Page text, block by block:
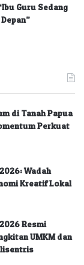
Guru Sedang
di Tanah Papua
Perkuat
Wadah
Kreatif Lokal
Resmi
UMKM dan